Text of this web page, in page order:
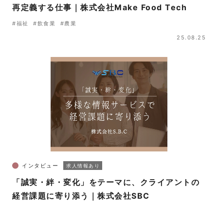
再定義する仕事｜株式会社Make Food Tech
#福祉 #飲食業 #農業
25.08.25
インタビュー 求人情報あり
「誠実・絆・変化」をテーマに、クライアントの
経営課題に寄り添う｜株式会社SBC